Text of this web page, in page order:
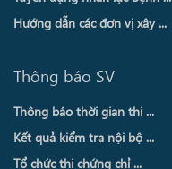
Hướng dẫn các đơn vị xây ...
Thông báo SV
Thông báo thời gian thi ...
Kết quả kiểm tra nội bộ ...
Tổ chức thi chứng chỉ ...